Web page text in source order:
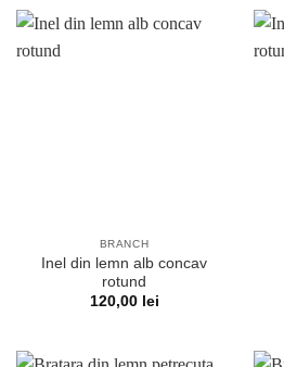
BRANCH
Inel din lemn alb concav
rotund
120,00 lei